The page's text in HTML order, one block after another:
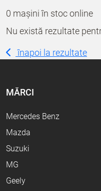
0 mașini în stoc online
Nu există rezultate
înapoi la rezultate
MĂRCI
Mercedes Benz
Mazda
Suzuki
MG
Geely